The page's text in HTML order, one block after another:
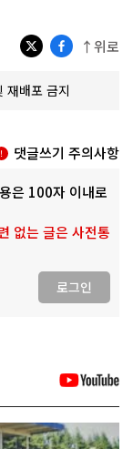
↑위로
배포 금지
댓글쓰기 주의사항
은 100자 이내로
없는 글은 사전통
로그인